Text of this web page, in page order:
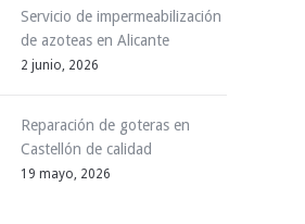
Servicio de impermeabilización
de azoteas en Alicante
2 junio, 2026
Reparación de goteras en
Castellón de calidad
19 mayo, 2026